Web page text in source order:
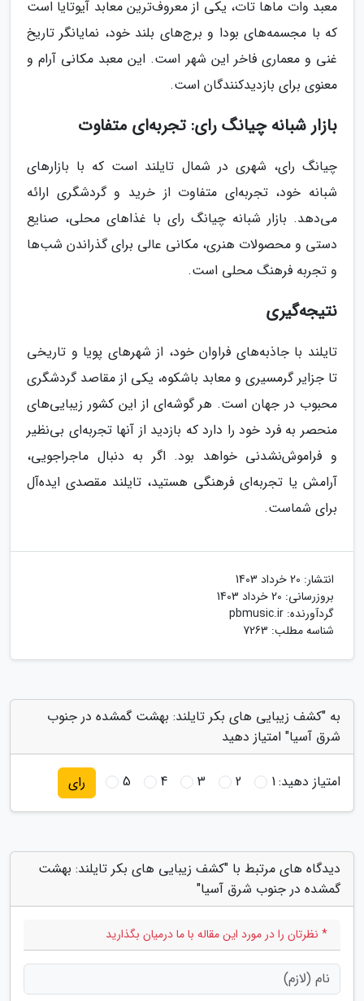
معبد وات ماها تات، یکی از معروف‌ترین معابد آیوتایا است
که با مجسمه‌های بودا و برج‌های بلند خود، نمایانگر تاریخ
غنی و معماری فاخر این شهر است. این معبد مکانی آرام و
معنوی برای بازدیدکنندگان است.
بازار شبانه چیانگ رای: تجربه‌ای متفاوت
چیانگ رای، شهری در شمال تایلند است که با بازارهای
شبانه خود، تجربه‌ای متفاوت از خرید و گردشگری ارائه
می‌دهد. بازار شبانه چیانگ رای با غذاهای محلی، صنایع
دستی و محصولات هنری، مکانی عالی برای گذراندن شب‌ها
و تجربه فرهنگ محلی است.
نتیجه‌گیری
تایلند با جاذبه‌های فراوان خود، از شهرهای پویا و تاریخی
تا جزایر گرمسیری و معابد باشکوه، یکی از مقاصد گردشگری
محبوب در جهان است. هر گوشه‌ای از این کشور زیبایی‌های
منحصر به فرد خود را دارد که بازدید از آنها تجربه‌ای بی‌نظیر
و فراموش‌نشدنی خواهد بود. اگر به دنبال ماجراجویی،
آرامش یا تجربه‌ای فرهنگی هستید، تایلند مقصدی ایده‌آل
برای شماست.
انتشار: 20 خرداد 1403
بروزرسانی: 20 خرداد 1403
گردآورنده: pbmusic.ir
شناسه مطلب: 7263
به "کشف زیبایی های بکر تایلند: بهشت گمشده در جنوب
شرق آسیا" امتیاز دهید
امتیاز دهید:1
2
3
4
5 رای
دیدگاه های مرتبط با "کشف زیبایی های بکر تایلند: بهشت
گمشده در جنوب شرق آسیا"
* نظرتان را در مورد این مقاله با ما درمیان بگذارید